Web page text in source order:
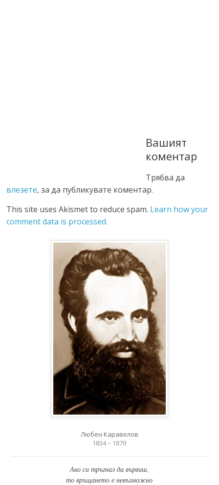
Вашият
коментар
Трябва да
влезете, за да публикувате коментар.
This site uses Akismet to reduce spam. Learn how your
comment data is processed.
Любен Каравелов
1834 – 1879
Ако си тръгнал да вървиш,
то връщането е невъзможно